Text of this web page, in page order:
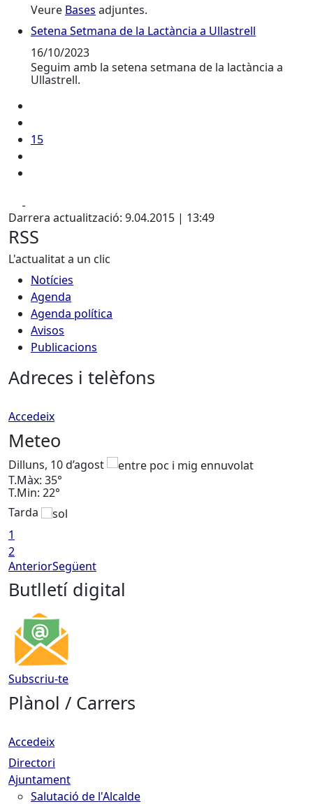
Veure Bases adjuntes.
Setena Setmana de la Lactància a Ullastrell
Setena Setmana de la Lactància a Ullastrell
16/10/2023
Seguim amb la setena setmana de la lactància a
Ullastrell.
15
Darrera actualització: 9.04.2015 | 13:49
RSS
L'actualitat a un clic
Notícies
Agenda
Agenda política
Avisos
Publicacions
Adreces i telèfons
Accedeix
Meteo
Dilluns, 10 d’agost
T.Màx: 35°
T.Min: 22°
Tarda
1
2
AnteriorSegüent
Butlletí digital
Subscriu-te
Plànol / Carrers
Accedeix
Directori
Ajuntament
Salutació de l'Alcalde